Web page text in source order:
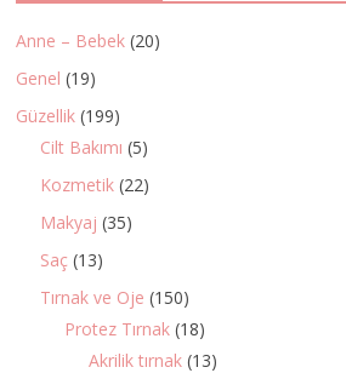
Anne – Bebek (20)
Genel (19)
Güzellik (199)
Cilt Bakımı (5)
Kozmetik (22)
Makyaj (35)
Saç (13)
Tırnak ve Oje (150)
Protez Tırnak (18)
Akrilik tırnak (13)